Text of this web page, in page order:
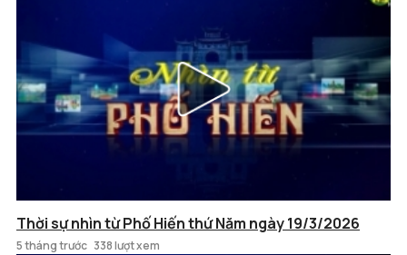
Thời sự nhìn từ Phố Hiến thứ Năm ngày 19/3/2026
5 tháng trước 338 lượt xem